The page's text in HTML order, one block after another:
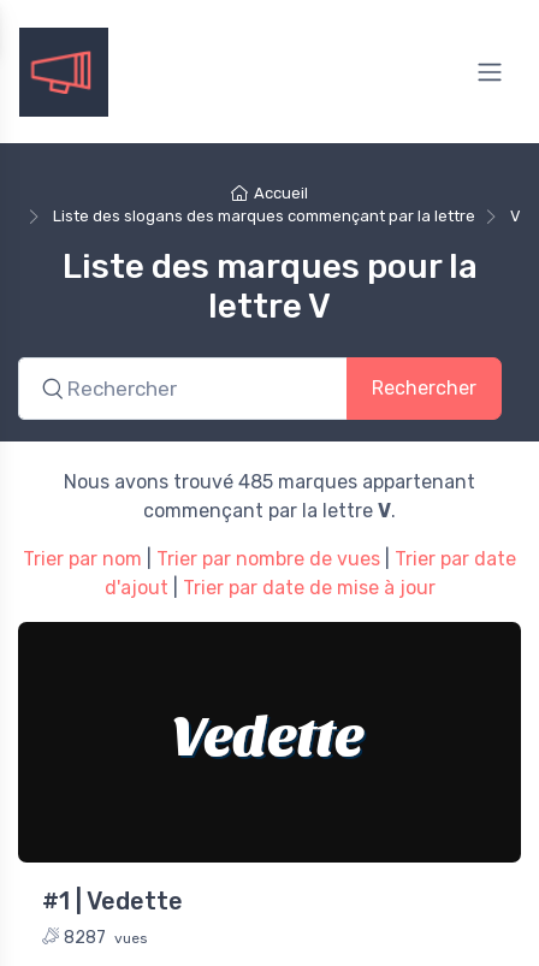
Accueil
Liste des slogans des marques commençant par la lettre
V
Liste des marques pour la
lettre V
Rechercher
Nous avons trouvé 485 marques appartenant
commençant par la lettre V.
Trier par nom Trier par nombre de vues
Trier par date
d'ajout
Trier par date de mise à jour
Vedette
#1 | Vedette
8287 vues